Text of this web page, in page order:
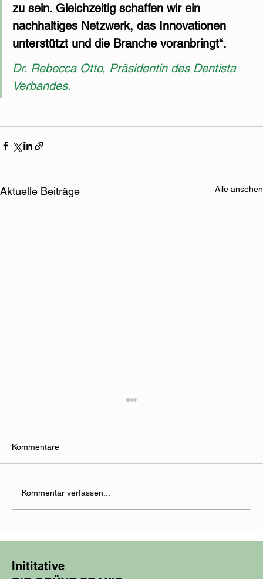
zu sein. Gleichzeitig schaffen wir ein
nachhaltiges Netzwerk, das Innovationen
unterstützt und die Branche voranbringt“.
Dr. Rebecca Otto, Präsidentin des Dentista
Verbandes.
Aktuelle Beiträge Alle ansehen
Kommentare
Kommentar verfassen...
Inititative